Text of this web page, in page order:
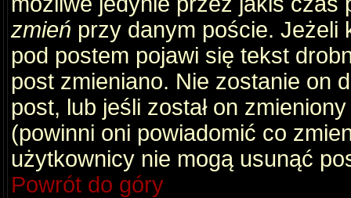
zmień przy danym poście. Jeżeli
pod postem pojawi się tekst
post zmieniano. Nie zostanie on
post, lub jeśli został on
(powinni oni powiadomić co
użytkownicy nie mogą usunąć
Powrót do góry